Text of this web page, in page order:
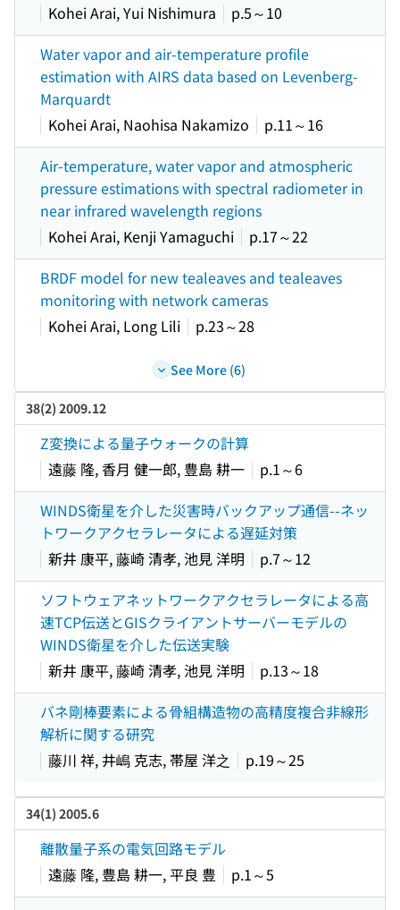
Kohei Arai, Yui Nishimura
p.5～10
Water vapor and air-temperature profile
estimation with AIRS data based on Levenberg-
Marquardt
Kohei Arai, Naohisa Nakamizo
p.11～16
Air-temperature, water vapor and atmospheric
pressure estimations with spectral radiometer in
near infrared wavelength regions
Kohei Arai, Kenji Yamaguchi
p.17～22
BRDF model for new tealeaves and tealeaves
monitoring with network cameras
Kohei Arai, Long Lili
p.23～28
See More (6)
38(2) 2009.12
Z変換による量子ウォークの計算
遠藤 隆, 香月 健一郎, 豊島 耕一
p.1～6
WINDS衛星を介した災害時バックアップ通信--ネッ
トワークアクセラレータによる遅延対策
新井 康平, 藤崎 清孝, 池見 洋明
p.7～12
ソフトウェアネットワークアクセラレータによる高
速TCP伝送とGISクライアントサーバーモデルの
WINDS衛星を介した伝送実験
新井 康平, 藤崎 清孝, 池見 洋明
p.13～18
バネ剛棒要素による骨組構造物の高精度複合非線形
解析に関する研究
藤川 祥, 井嶋 克志, 帯屋 洋之
p.19～25
34(1) 2005.6
離散量子系の電気回路モデル
遠藤 隆, 豊島 耕一, 平良 豊
p.1～5